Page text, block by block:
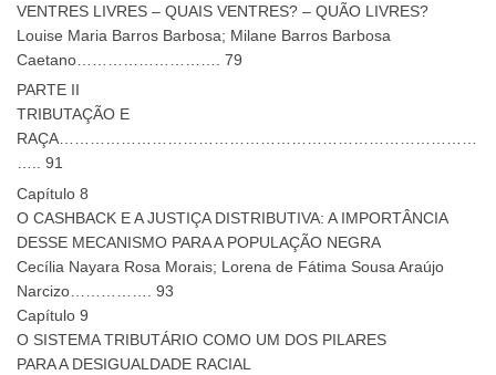
VENTRES LIVRES – QUAIS VENTRES? – QUÃO LIVRES?
Louise Maria Barros Barbosa; Milane Barros Barbosa
Caetano………………………. 79
PARTE II
TRIBUTAÇÃO E
RAÇA………………………………………………………………………
….. 91
Capítulo 8
O CASHBACK E A JUSTIÇA DISTRIBUTIVA: A IMPORTÂNCIA
DESSE MECANISMO PARA A POPULAÇÃO NEGRA
Cecília Nayara Rosa Morais; Lorena de Fátima Sousa Araújo
Narcizo……………. 93
Capítulo 9
O SISTEMA TRIBUTÁRIO COMO UM DOS PILARES
PARA A DESIGUALDADE RACIAL